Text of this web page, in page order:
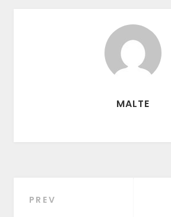
MALTE
Beitragsnavigation
PREV